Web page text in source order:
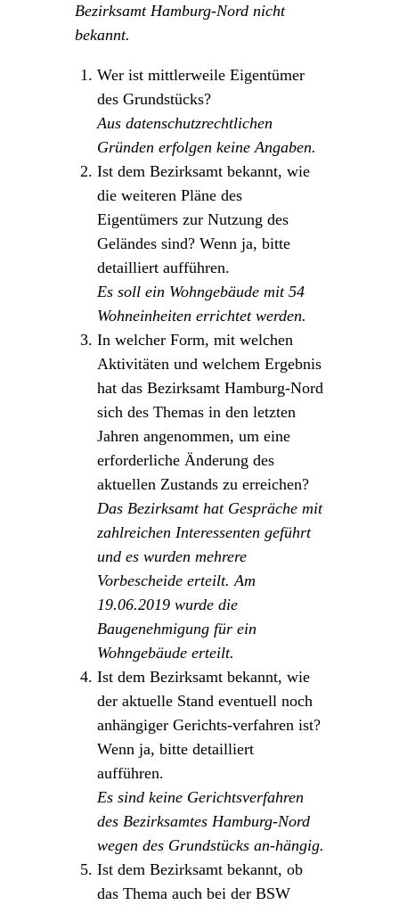
Bezirksamt Hamburg-Nord nicht
bekannt.
Wer ist mittlerweile Eigentümer
des Grundstücks?
Aus datenschutzrechtlichen
Gründen erfolgen keine Angaben.
Ist dem Bezirksamt bekannt, wie
die weiteren Pläne des
Eigentümers zur Nutzung des
Geländes sind? Wenn ja, bitte
detailliert aufführen.
Es soll ein Wohngebäude mit 54
Wohneinheiten errichtet werden.
In welcher Form, mit welchen
Aktivitäten und welchem Ergebnis
hat das Bezirksamt Hamburg-Nord
sich des Themas in den letzten
Jahren angenommen, um eine
erforderliche Änderung des
aktuellen Zustands zu erreichen?
Das Bezirksamt hat Gespräche mit
zahlreichen Interessenten geführt
und es wurden mehrere
Vorbescheide erteilt. Am
19.06.2019 wurde die
Baugenehmigung für ein
Wohngebäude erteilt.
Ist dem Bezirksamt bekannt, wie
der aktuelle Stand eventuell noch
anhängiger Gerichts-verfahren ist?
Wenn ja, bitte detailliert
aufführen.
Es sind keine Gerichtsverfahren
des Bezirksamtes Hamburg-Nord
wegen des Grundstücks an-hängig.
Ist dem Bezirksamt bekannt, ob
das Thema auch bei der BSW